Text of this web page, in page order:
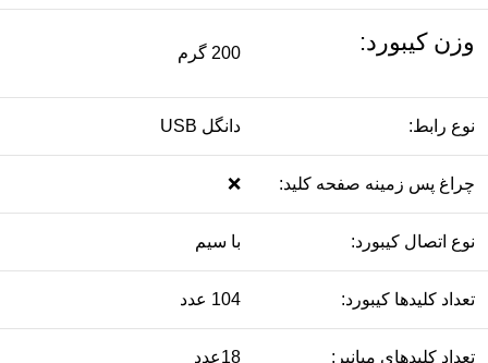
وزن کیبورد: 200 گرم
نوع رابط: دانگل USB
چراغ‌ پس زمینه صفحه کلید: ❌
نوع اتصال کیبورد: با سیم
تعداد کلیدها کیبورد: 104 عدد
تعداد کلیدهای میانبر: 18عدد